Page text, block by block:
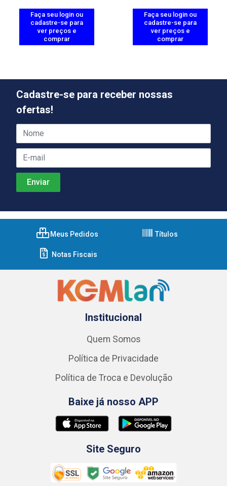
Faça seu login ou
cadastre-se para
ver preços e
comprar
Faça seu login ou
cadastre-se para
ver preços e
comprar
Cadastre-se para receber nossas
ofertas!
Meus Pedidos Títulos
Notas Fiscais
Institucional
Quem Somos
Política de Privacidade
Política de Troca e Devolução
Baixe já nosso APP
Site Seguro